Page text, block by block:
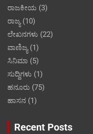
ರಾಜಕೀಯ (3)
ರಾಜ್ಯ(10)
ಲೇಖನಗಳು (22)
ವಾಣಿಜ್ಯ(1)
ಸಿನಿಮಾ (5)
ಸುದ್ದಿಗಳು (1)
ಹನೂರು (75)
ಹಾಸನ (1)
Recent Posts